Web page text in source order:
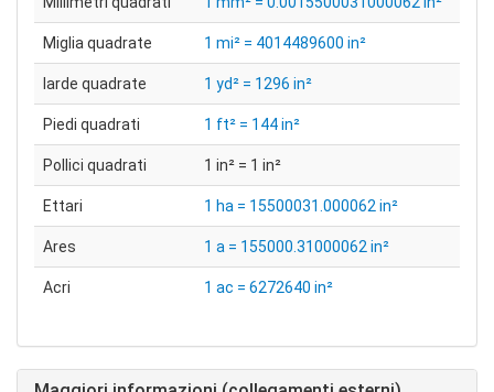
Miglia quadrate 1 mi² = 4014489600 in²
Iarde quadrate 1 yd² = 1296 in²
Piedi quadrati 1 ft² = 144 in²
Pollici quadrati 1 in² = 1 in²
Ettari 1 ha = 15500031.000062 in²
Ares 1 a = 155000.31000062 in²
Acri 1 ac = 6272640 in²